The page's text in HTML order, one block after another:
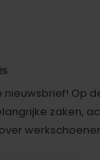
Op
zaken,